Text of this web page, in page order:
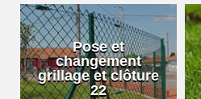
Pose et
changement
grillage et clôture
22